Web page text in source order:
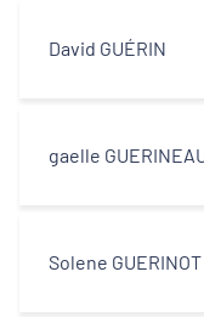
Territoires
David GUÉRIN
gaelle
Solene GUERINOT